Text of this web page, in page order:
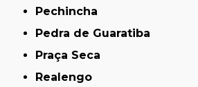
Pechincha
Pedra de Guaratiba
Praça Seca
Realengo